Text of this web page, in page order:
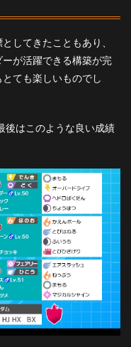
してきたこともあり、
が活躍できる構築が完
ても楽しいものでし
後はこのような良い成績